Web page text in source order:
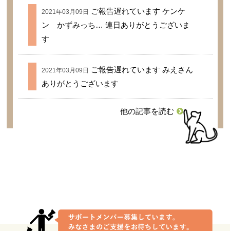
2021年03月09日 ご報告遅れています ケンケ
ン かずみっち… 連日ありがとうございま
す
2021年03月09日 ご報告遅れています みえさん
ありがとうございます
他の記事を読む